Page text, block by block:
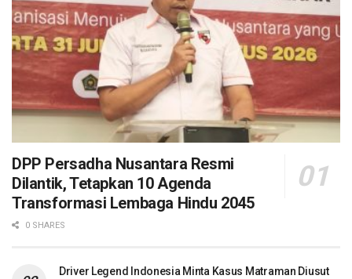
DPP Persadha Nusantara Resmi
Dilantik, Tetapkan 10 Agenda
Transformasi Lembaga Hindu 2045
0 SHARES
Driver Legend Indonesia Minta Kasus Matraman Diusut